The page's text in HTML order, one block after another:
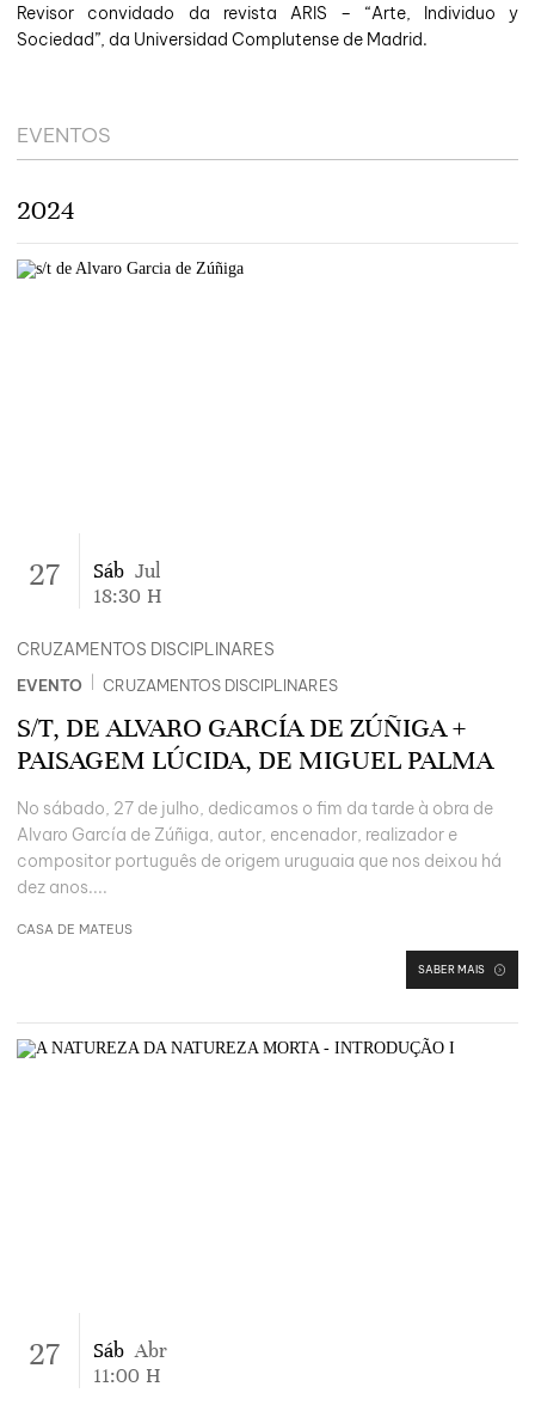
Revisor convidado da revista ARIS – “Arte, Individuo y
Sociedad”, da Universidad Complutense de Madrid.
EVENTOS
2024
27 Sáb Jul
18:30 H
EVENTO CRUZAMENTOS DISCIPLINARES
S/T, DE ALVARO GARCÍA DE ZÚÑIGA +
PAISAGEM LÚCIDA, DE MIGUEL PALMA
No sábado, 27 de julho, dedicamos o fim da tarde à obra de
Alvaro García de Zúñiga, autor, encenador, realizador e
compositor português de origem uruguaia que nos deixou há
dez anos....
CASA DE MATEUS
SABER MAIS
CRUZAMENTOS DISCIPLINARES
27 Sáb Abr
11:00 H